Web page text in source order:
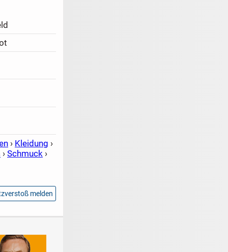
› Kleidung ›
›Schmuck ›
melden